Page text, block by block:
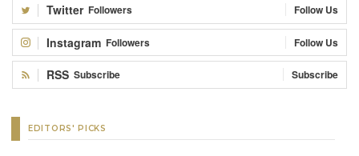
Twitter Followers Follow Us
Instagram Followers Follow Us
RSS Subscribe Subscribe
EDITORS' PICKS